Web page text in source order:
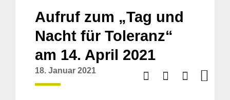
Aufruf zum „Tag und
Nacht für Toleranz“
am 14. April 2021
18. Januar 2021